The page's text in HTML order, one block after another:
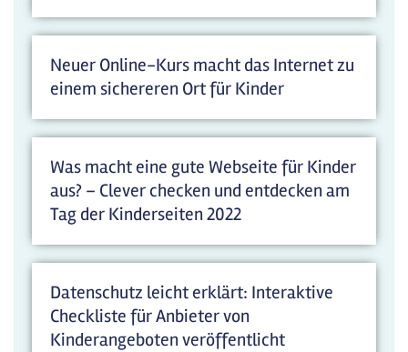
Neuer Online-Kurs macht das Internet zu
einem sichereren Ort für Kinder
Was macht eine gute Webseite für Kinder
aus? – Clever checken und entdecken am
Tag der Kinderseiten 2022
Datenschutz leicht erklärt: Interaktive
Checkliste für Anbieter von
Kinderangeboten veröffentlicht